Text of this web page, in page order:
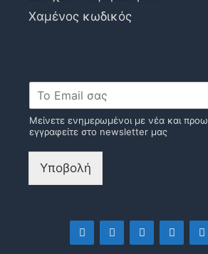
Χαμένος κωδικός
Μείνετε ενημερωμένοι με νέα και
εγγραφείτε στο newsletter μας
Υποβολή